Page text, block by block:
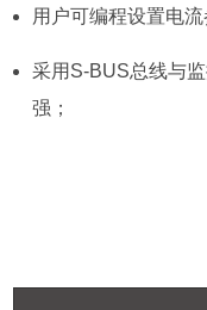
用户可编程设置电
采用S-BUS总线与
强；